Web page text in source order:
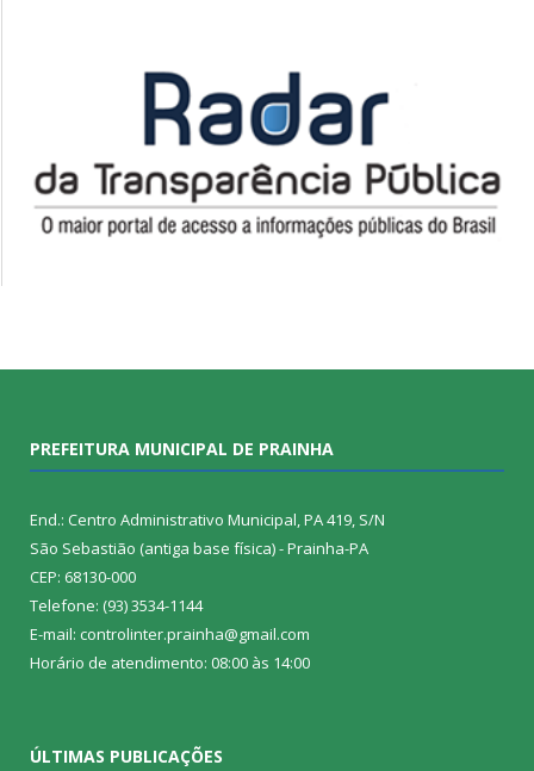
PREFEITURA MUNICIPAL DE PRAINHA
End.: Centro Administrativo Municipal, PA 419, S/N
São Sebastião (antiga base física) - Prainha-PA
CEP: 68130-000
Telefone: (93) 3534-1144
E-mail: controlinter.prainha@gmail.com
Horário de atendimento: 08:00 às 14:00
ÚLTIMAS PUBLICAÇÕES